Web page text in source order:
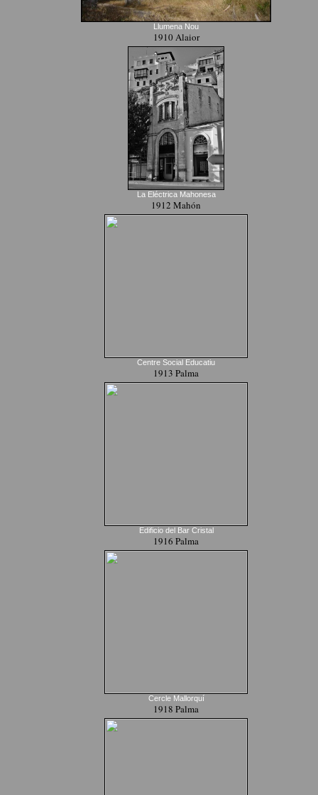
Llumena Nou
1910 Alaior
La Eléctrica Mahonesa
1912 Mahón
Centre Social Educatiu
1913 Palma
Edificio del Bar Cristal
1916 Palma
Cercle Mallorquí
1918 Palma